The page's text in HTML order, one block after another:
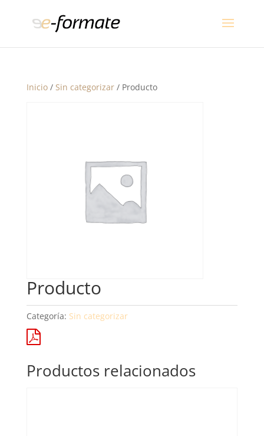
Inicio/ Sin categorizar/ Producto
Producto
Categoría: Sin categorizar
Productos relacionados